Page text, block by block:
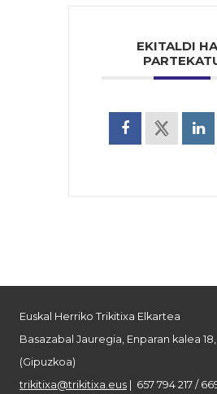
EKITALDI
Euskal Herriko Trikitixa Elkartea
Basazabal Jauregia, Enparan kalea
(Gipuzkoa)
trikitixa@trikitixa.eus | 657 794 217 /